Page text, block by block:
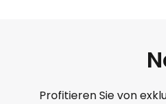
Profitieren Sie von